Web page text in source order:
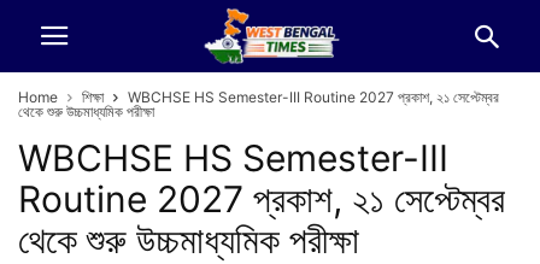
Home শিক্ষা
WBCHSE HS Semester-III Routine 2027 প্রকাশ, ২১ সেপ্টেম্বর
থেকে শুরু উচ্চমাধ্যমিক পরীক্ষা
WBCHSE HS Semester-III
Routine 2027 প্রকাশ, ২১ সেপ্টেম্বর
থেকে শুরু উচ্চমাধ্যমিক পরীক্ষা